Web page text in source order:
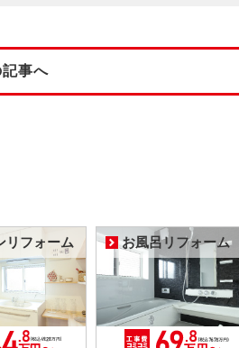
事へ
リフォーム お風呂リフォーム